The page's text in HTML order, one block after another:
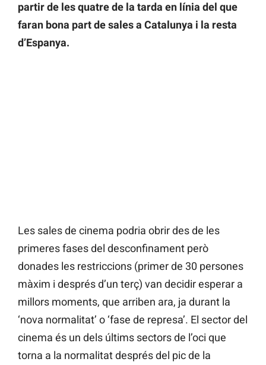
partir de les quatre de la tarda en línia del que
faran bona part de sales a Catalunya i la resta
d’Espanya.
Les sales de cinema podria obrir des de les
primeres fases del desconfinament però
donades les restriccions (primer de 30 persones
màxim i després d’un terç) van decidir esperar a
millors moments, que arriben ara, ja durant la
‘nova normalitat’ o ‘fase de represa’. El sector del
cinema és un dels últims sectors de l’oci que
torna a la normalitat després del pic de la